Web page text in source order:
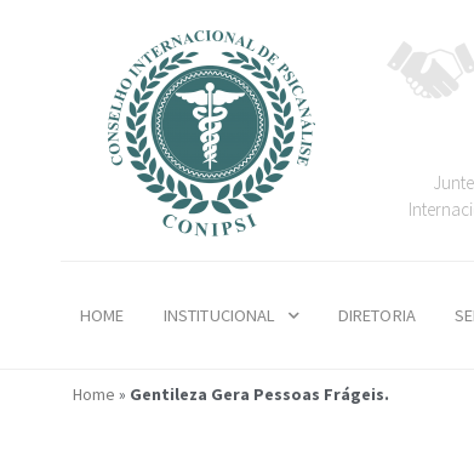
HOME INSTITUCIONAL DIRETORIA
Home » Gentileza Gera Pessoas Frágeis.